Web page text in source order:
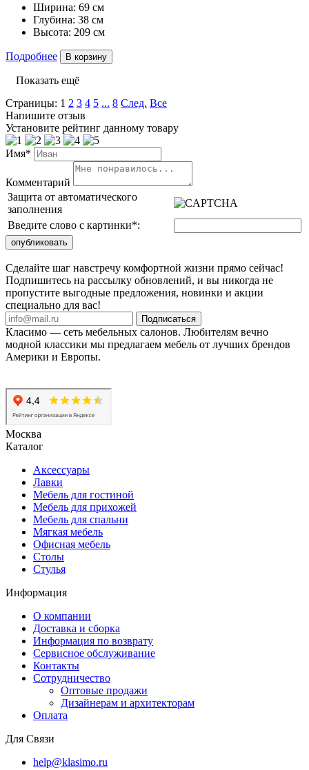
Ширина: 69 см
Глубина: 38 см
Высота: 209 см
Подробнее В корзину
Показать ещё
Страницы: 1 2 3 4 5 ... 8 След. Все
Напишите отзыв
Установите рейтинг данному товару
Имя*
Комментарий
Защита от автоматического
заполнения
Введите слово с картинки*:
Сделайте шаг навстречу комфортной жизни прямо сейчас!
Подпишитесь на рассылку обновлений, и вы никогда не
пропустите выгодные предложения, новинки и акции
специально для вас!
Подписаться
Класимо — cеть мебельных салонов. Любителям вечно
модной классики мы предлагаем мебель от лучших брендов
Америки и Европы.
Москва
Каталог
Аксессуары
Лавки
Мебель для гостиной
Мебель для прихожей
Мебель для спальни
Мягкая мебель
Офисная мебель
Столы
Стулья
Информация
О компании
Доставка и сборка
Информация по возврату
Сервисное обслуживание
Контакты
Сотрудничество
Оптовые продажи
Дизайнерам и архитекторам
Оплата
Для Связи
help@klasimo.ru